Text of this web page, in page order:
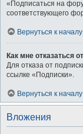
«Подписаться на
соответствующего
Вернуться к началу
Как мне отказаться
Для отказа от
ссылке «Подписки».
Вернуться к началу
Вложения